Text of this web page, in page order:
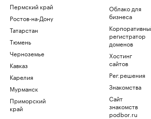
Пермский край
Ростов-на-Дону
Татарстан
Тюмень
Черноземье
Кавказ
Карелия
Мурманск
Приморский
край
Облако для
бизнеса
регистратор
доменов
Хостинг
сайтов
Рег.решения
Знакомства
Сайт
знакомств
podbor.ru